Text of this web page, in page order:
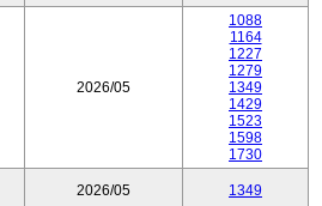
2026/05
1088
1164
1227
1279
1349
1429
1523
1598
1730
2026/05 1349